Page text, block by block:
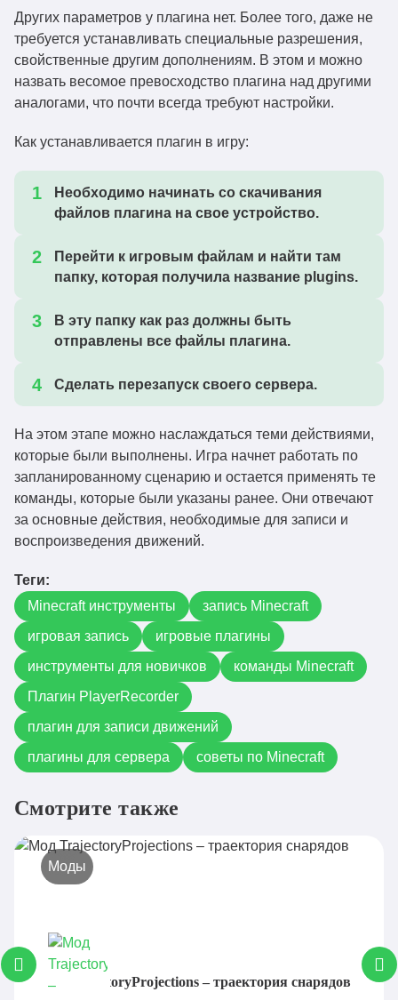
Других параметров у плагина нет. Более того, даже не
требуется устанавливать специальные разрешения,
свойственные другим дополнениям. В этом и можно
назвать весомое превосходство плагина над другими
аналогами, что почти всегда требуют настройки.
Как устанавливается плагин в игру:
Необходимо начинать со скачивания
файлов плагина на свое устройство.
Перейти к игровым файлам и найти там
папку, которая получила название plugins.
В эту папку как раз должны быть
отправлены все файлы плагина.
Сделать перезапуск своего сервера.
На этом этапе можно наслаждаться теми действиями,
которые были выполнены. Игра начнет работать по
запланированному сценарию и остается применять те
команды, которые были указаны ранее. Они отвечают
за основные действия, необходимые для записи и
воспроизведения движений.
Теги:
Minecraft инструменты
запись Minecraft
игровая запись
игровые плагины
инструменты для новичков
команды Minecraft
Плагин PlayerRecorder
плагин для записи движений
плагины для сервера
советы по Minecraft
Смотрите также
Моды
Мод TrajectoryProjections – траектория снарядов